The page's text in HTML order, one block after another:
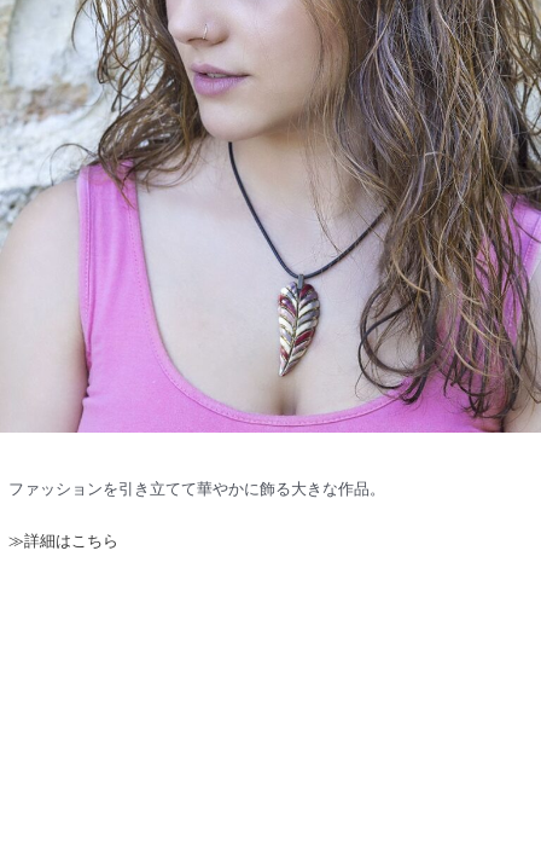
ファッションを引き立てて華やかに飾る大きな作品。
≫詳細はこちら